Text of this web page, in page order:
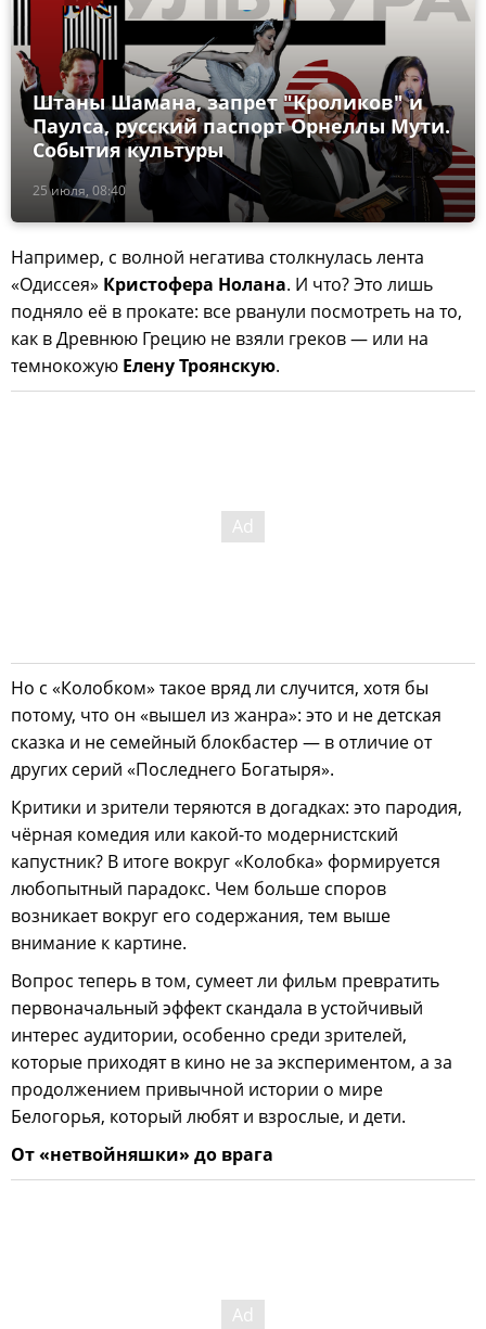
25 июля, 08:40
Штаны Шамана, запрет "Кроликов" и
Паулса, русский паспорт Орнеллы Мути.
События культуры
Например, с волной негатива столкнулась лента
«Одиссея» Кристофера Нолана. И что? Это лишь
подняло её в прокате: все рванули посмотреть на то,
как в Древнюю Грецию не взяли греков — или на
темнокожую Елену Троянскую.
Но с «Колобком» такое вряд ли случится, хотя бы
потому, что он «вышел из жанра»: это и не детская
сказка и не семейный блокбастер — в отличие от
других серий «Последнего Богатыря».
Критики и зрители теряются в догадках: это пародия,
чёрная комедия или какой-то модернистский
капустник? В итоге вокруг «Колобка» формируется
любопытный парадокс. Чем больше споров
возникает вокруг его содержания, тем выше
внимание к картине.
Вопрос теперь в том, сумеет ли фильм превратить
первоначальный эффект скандала в устойчивый
интерес аудитории, особенно среди зрителей,
которые приходят в кино не за экспериментом, а за
продолжением привычной истории о мире
Белогорья, который любят и взрослые, и дети.
От «нетвойняшки» до врага